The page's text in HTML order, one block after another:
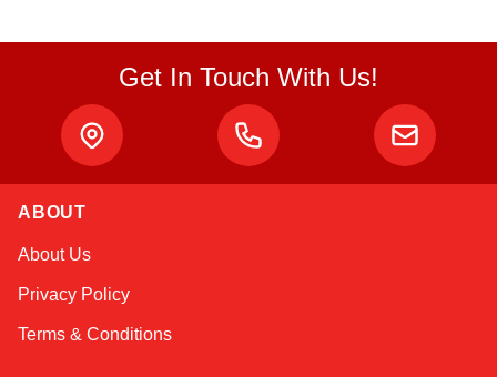
Get In Touch With Us!
ABOUT
About Us
Privacy Policy
Terms & Conditions